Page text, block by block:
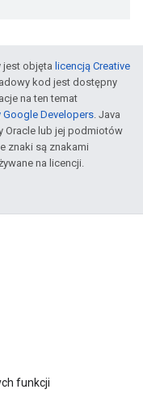
jest objęta licencją Creative
kod jest dostępny
na ten temat
Developers. Java
Oracle lub jej podmiotów
znaki są znakami
na licencji.
funkcji